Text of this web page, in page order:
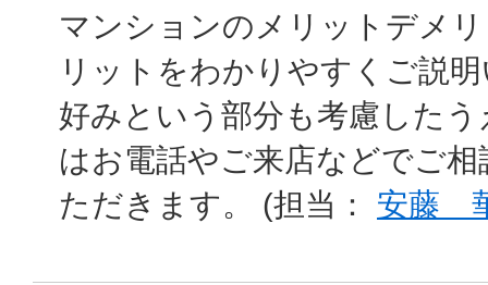
マンションのメリットデメ
リットをわかりやすくご説
好みという部分も考慮した
はお電話やご来店などでご
ただきます。 (担当： 安藤